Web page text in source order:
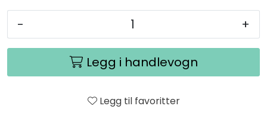
- +
Legg i handlevogn
Legg til favoritter